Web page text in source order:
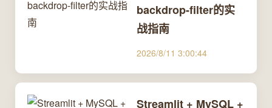
backdrop-filter的实
战指南
2026/8/11 3:00:44
Streamlit + MySQL +